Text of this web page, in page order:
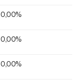
0,00%
0,00%
0,00%